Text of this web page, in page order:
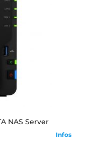
NAS Server
Infos